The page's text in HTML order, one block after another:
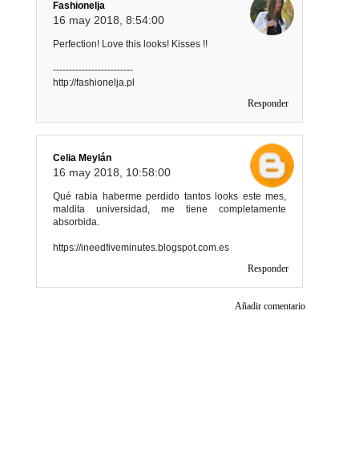
Fashionelja
16 may 2018, 8:54:00
Perfection! Love this looks! Kisses !!
-------------------------
http://fashionelja.pl
Responder
Celia Meylán
16 may 2018, 10:58:00
Qué rabia haberme perdido tantos looks este mes,
maldita universidad, me tiene completamente
absorbida.
https://ineedfiveminutes.blogspot.com.es
Responder
Añadir comentario